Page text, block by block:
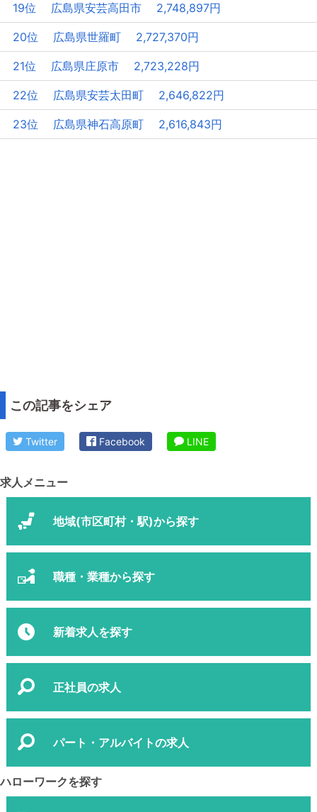
19位 広島県安芸高田市 2,748,897円
20位 広島県世羅町 2,727,370円
21位 広島県庄原市 2,723,228円
22位 広島県安芸太田町 2,646,822円
23位 広島県神石高原町 2,616,843円
この記事をシェア
Twitter Facebook LINE
求人メニュー
地域(市区町村・駅)から探す
職種・業種から探す
新着求人を探す
正社員の求人
パート・アルバイトの求人
ハローワークを探す